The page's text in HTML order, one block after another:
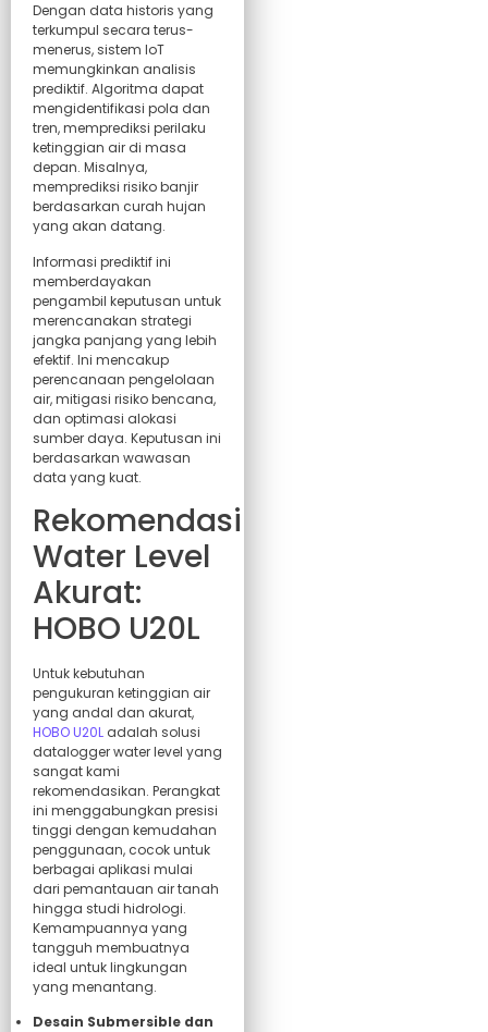
Dengan data historis yang
terkumpul secara terus-
menerus, sistem IoT
memungkinkan analisis
prediktif. Algoritma dapat
mengidentifikasi pola dan
tren, memprediksi perilaku
ketinggian air di masa
depan. Misalnya,
memprediksi risiko banjir
berdasarkan curah hujan
yang akan datang.
Informasi prediktif ini
memberdayakan
pengambil keputusan untuk
merencanakan strategi
jangka panjang yang lebih
efektif. Ini mencakup
perencanaan pengelolaan
air, mitigasi risiko bencana,
dan optimasi alokasi
sumber daya. Keputusan ini
berdasarkan wawasan
data yang kuat.
Rekomendasi
Water Level
Akurat:
HOBO U20L
Untuk kebutuhan
pengukuran ketinggian air
yang andal dan akurat,
HOBO U20L adalah solusi
datalogger water level yang
sangat kami
rekomendasikan. Perangkat
ini menggabungkan presisi
tinggi dengan kemudahan
penggunaan, cocok untuk
berbagai aplikasi mulai
dari pemantauan air tanah
hingga studi hidrologi.
Kemampuannya yang
tangguh membuatnya
ideal untuk lingkungan
yang menantang.
Desain Submersible dan